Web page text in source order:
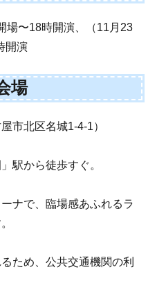
場〜18時開演、（11月23
開演
場
市北区名城1-4-1）
駅から徒歩すぐ。
ナで、臨場感あふれるラ
ため、公共交通機関の利